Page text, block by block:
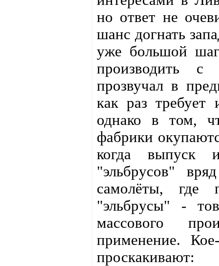
но ответ не
шанс догнать
уже большой
производить
прозвучал в
как раз требует
однако в том,
фабрики
когда выпуск
"эльбрусов"
самолёты, где
"эльбрусы" -
массового
применение.
проскакивают: